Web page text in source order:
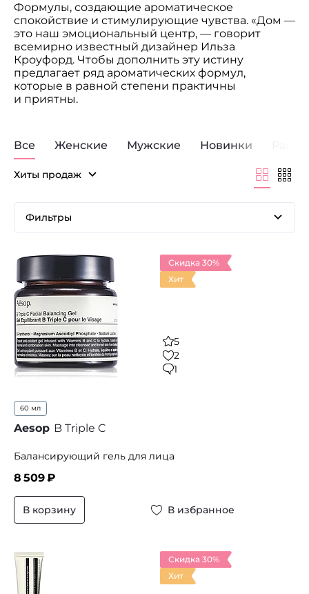
Формулы, создающие ароматическое
спокойствие и стимулирующие чувства. «Дом —
это наш эмоциональный центр, — говорит
всемирно известный дизайнер Ильза
Кроуфорд. Чтобы дополнить эту истину
предлагает ряд ароматических формул,
которые в равной степени практичны
и приятны.
Все Женские Мужские Новинки
Хиты продаж
Фильтры
Скидка 30%
Хит
5
2
1
60 мл
Aesop B Triple C
Балансирующий гель для лица
8 509₽
В корзину В избранное
Скидка 30%
Хит